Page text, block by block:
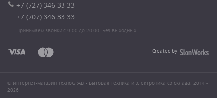
+7 (727) 346 33 33
+7 (707) 346 33 33
Принимаем звонки с 9.00 до 20.00. Без выходных.
Created by
© Интернет-магазин ТехноGRAD - Бытовая техника и электроника со склада. 2014 -
2026